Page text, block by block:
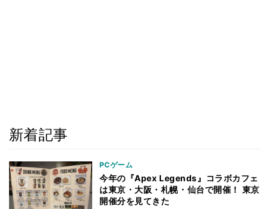
新着記事
PCゲーム
今年の『Apex Legends』コラボカフェ
は東京・大阪・札幌・仙台で開催！ 東京
開催分を見てきた